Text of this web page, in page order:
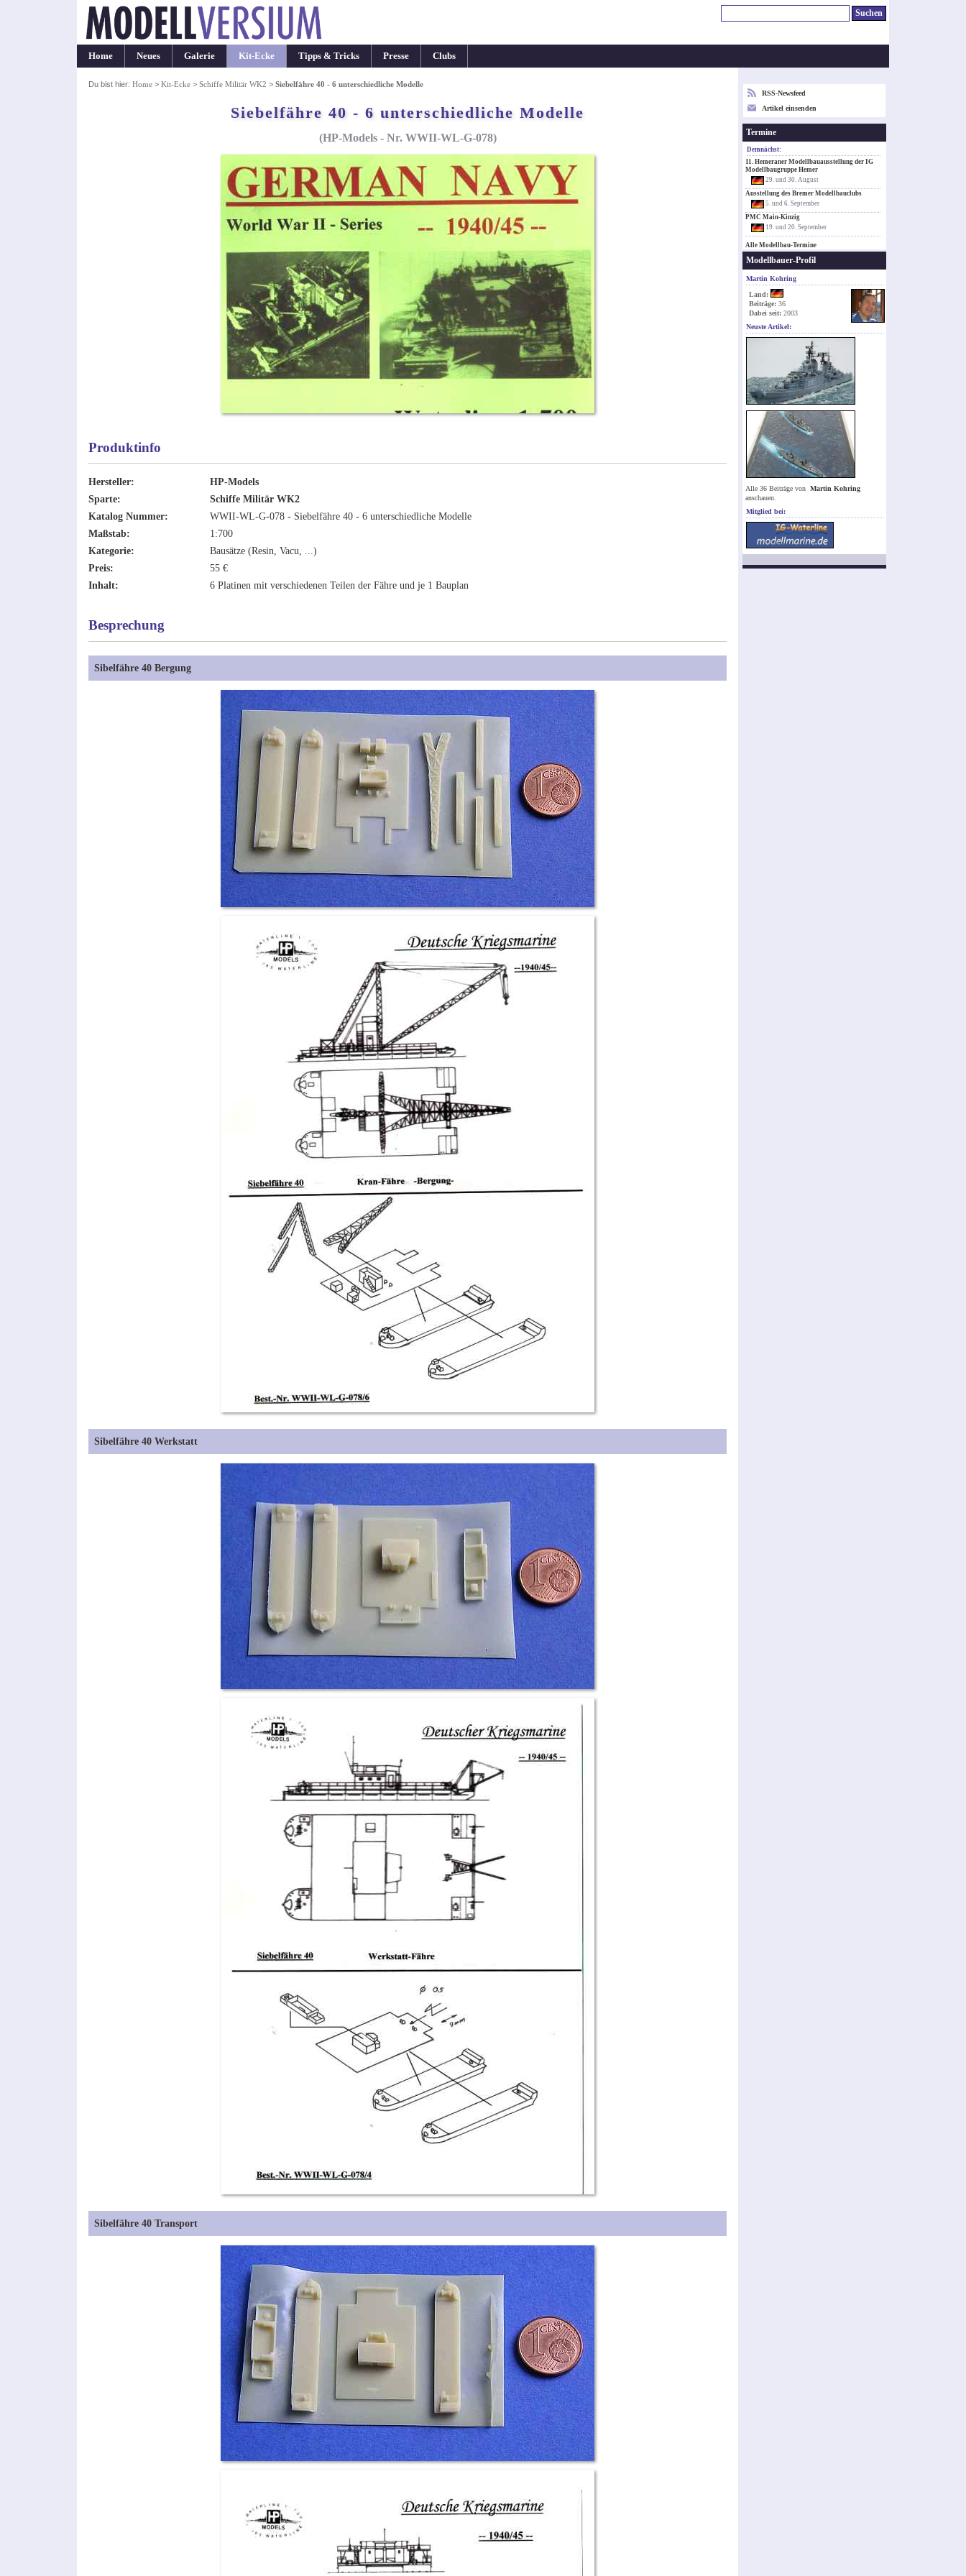
Home Neues Galerie Kit-Ecke Tipps & Tricks Presse Clubs
Du bist hier: Home> Kit-Ecke> Schiffe Militär WK2 > Siebelfähre 40 - 6 unterschiedliche Modelle
Siebelfähre 40 - 6 unterschiedliche Modelle
(HP-Models - Nr. WWII-WL-G-078)
Produktinfo
Hersteller:
HP-Models
Sparte:
Schiffe Militär WK2
Katalog Nummer:
WWII-WL-G-078 - Siebelfähre 40 - 6 unterschiedliche Modelle
Maßstab:
1:700
Kategorie:
Bausätze (Resin, Vacu, ...)
Preis:
55 €
Inhalt:
6 Platinen mit verschiedenen Teilen der Fähre und je 1 Bauplan
Besprechung
Sibelfähre 40 Bergung
Sibelfähre 40 Werkstatt
Sibelfähre 40 Transport
RSS-Newsfeed
Artikel einsenden
Termine
Demnächst:
11. Hemeraner Modellbauausstellung der IG
Modellbaugruppe Hemer
29. und 30. August
Ausstellung des Bremer Modellbauclubs
5. und 6. September
PMC Main-Kinzig
19. und 20. September
Alle Modellbau-Termine
Modellbauer-Profil
Martin Kohring
Land:
Beiträge: 36
Dabei seit: 2003
Neuste Artikel:
Alle 36 Beiträge von Martin Kohring
anschauen.
Mitglied bei: